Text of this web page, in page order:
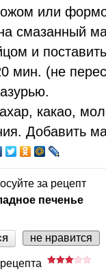
или
смазанный
и
мин. (не
какао,
Добавить
за рецепт
печенье
не нравится